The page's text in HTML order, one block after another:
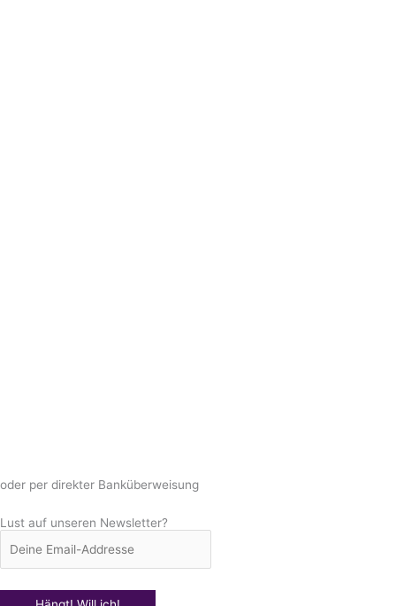
oder per direkter Banküberweisung
Lust auf unseren Newsletter?